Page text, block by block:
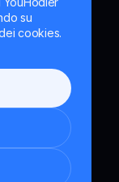
su
cookies.